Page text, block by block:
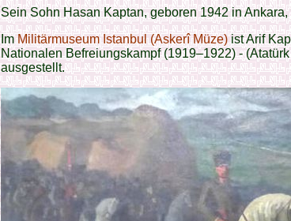
Sein Sohn Hasan Kaptan, geboren 1942 in
ImMilitärmuseum Istanbul (Askerî Müze)ist Arif
Nationalen Befreiungskampf (1919–1922) -
ausgestellt.